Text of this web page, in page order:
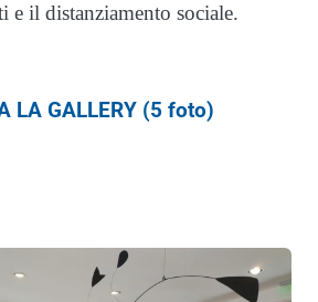
il distanziamento sociale.
LA GALLERY (5 foto)